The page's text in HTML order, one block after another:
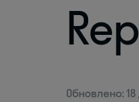
Обновлено: